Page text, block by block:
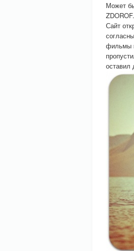
Может
Сайт
фильмы
оставил